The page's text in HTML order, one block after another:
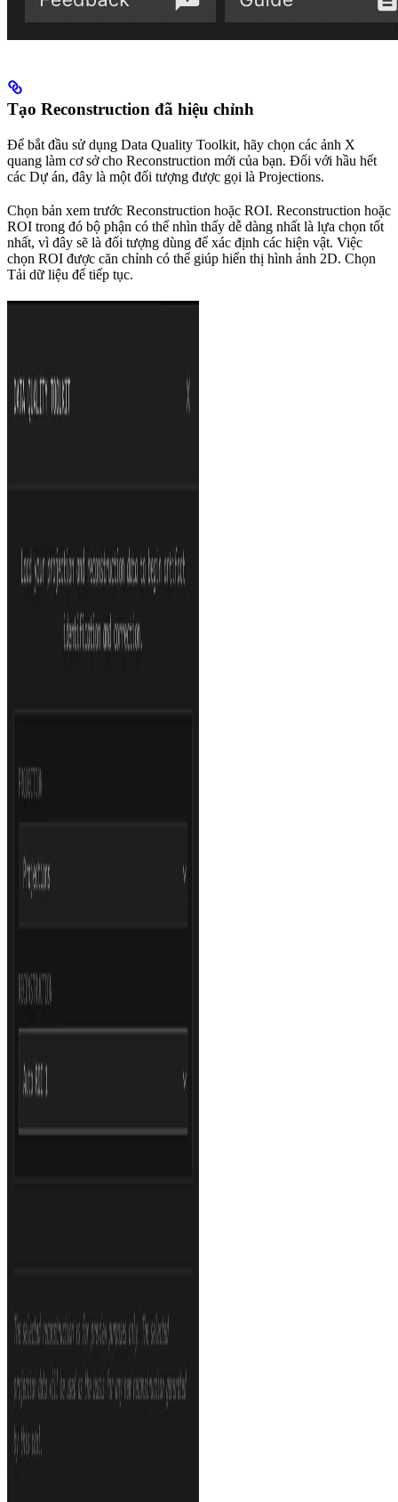
Tạo Reconstruction đã hiệu chỉnh
Để bắt đầu sử dụng Data Quality Toolkit, hãy chọn các ảnh X
quang làm cơ sở cho Reconstruction mới của bạn. Đối với hầu hết
các Dự án, đây là một đối tượng được gọi là Projections.
Chọn bản xem trước Reconstruction hoặc ROI. Reconstruction hoặc
ROI trong đó bộ phận có thể nhìn thấy dễ dàng nhất là lựa chọn tốt
nhất, vì đây sẽ là đối tượng dùng để xác định các hiện vật. Việc
chọn ROI được căn chỉnh có thể giúp hiển thị hình ảnh 2D. Chọn
Tải dữ liệu để tiếp tục.